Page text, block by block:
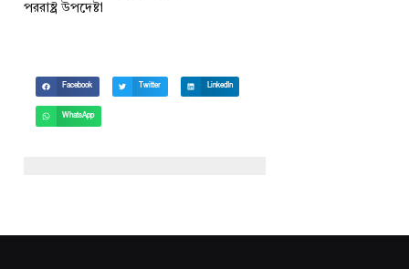
পররাষ্ট্র উপদেষ্টা
Facebook Twitter LinkedIn
WhatsApp